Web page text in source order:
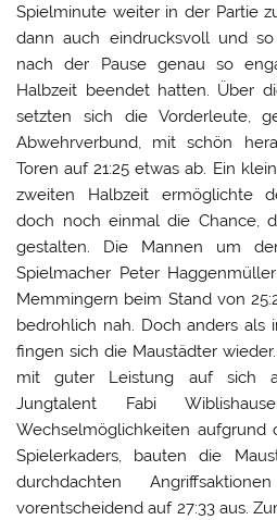
Spielminute weiter in der Partie
dann auch eindrucksvoll und
nach der Pause genau so
Halbzeit beendet hatten. Über
setzten sich die Vorderleute,
Abwehrverbund, mit schön
Toren auf 21:25 etwas ab. Ein
zweiten Halbzeit ermöglichte
doch noch einmal die Chance,
gestalten. Die Mannen um
Spielmacher Peter
Memmingern beim Stand von
bedrohlich nah. Doch anders als
fingen sich die Maustädter
mit guter Leistung auf sich
Jungtalent Fabi
Wechselmöglichkeiten aufgrund
Spielerkaders, bauten die
durchdachten
vorentscheidend auf 27:33 aus.